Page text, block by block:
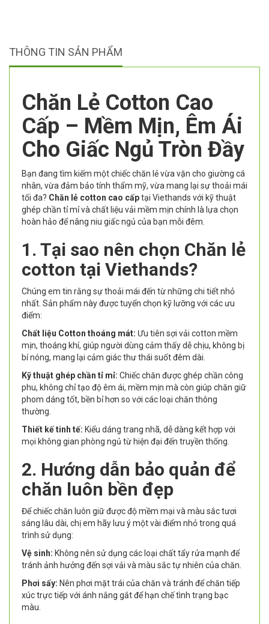
THÔNG TIN SẢN PHẨM
Chăn Lẻ Cotton Cao
Cấp – Mềm Mịn, Êm Ái
Cho Giấc Ngủ Tròn Đầy
Bạn đang tìm kiếm một chiếc chăn lẻ vừa vặn cho giường cá
nhân, vừa đảm bảo tính thẩm mỹ, vừa mang lại sự thoải mái
tối đa? Chăn lẻ cotton cao cấptại Viethands với kỹ thuật
ghép chần tỉ mỉ và chất liệu vải mềm mịn chính là lựa chọn
hoàn hảo để nâng niu giấc ngủ của bạn mỗi đêm.
1. Tại sao nên chọn Chăn lẻ
cotton tại Viethands?
Chúng em tin rằng sự thoải mái đến từ những chi tiết nhỏ
nhất. Sản phẩm này được tuyển chọn kỹ lưỡng với các ưu
điểm:
Chất liệu Cotton thoáng mát: Ưu tiên sợi vải cotton mềm
mịn, thoáng khí, giúp người dùng cảm thấy dễ chịu, không bị
bí nóng, mang lại cảm giác thư thái suốt đêm dài.
Kỹ thuật ghép chần tỉ mỉ: Chiếc chăn được ghép chần công
phu, không chỉ tạo độ êm ái, mềm mịn mà còn giúp chăn giữ
phom dáng tốt, bền bỉ hơn so với các loại chăn thông
thường.
Thiết kế tinh tế: Kiểu dáng trang nhã, dễ dàng kết hợp với
mọi không gian phòng ngủ từ hiện đại đến truyền thống.
2. Hướng dẫn bảo quản để
chăn luôn bền đẹp
Để chiếc chăn luôn giữ được độ mềm mại và màu sắc tươi
sáng lâu dài, chị em hãy lưu ý một vài điểm nhỏ trong quá
trình sử dụng:
Vệ sinh: Không nên sử dụng các loại chất tẩy rửa mạnh để
tránh ảnh hưởng đến sợi vải và màu sắc tự nhiên của chăn.
Phơi sấy: Nên phơi mặt trái của chăn và tránh để chăn tiếp
xúc trực tiếp với ánh nắng gắt để hạn chế tình trạng bạc
màu.